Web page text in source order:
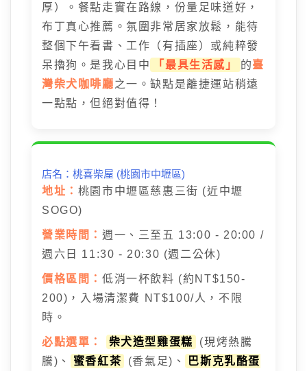
厚）。餐點走實在路線，份量足味道好，
布丁真心推薦。氛圍非常居家放鬆，能待
整個下午看書、工作（有插座）或純粹發
呆擼狗。是我心目中
「最具生活感」 的臺
灣柴犬咖啡廳之一。缺點是離捷運站稍遠
一點點，但絕對值得！
店名：桃喜柴屋 (桃園市中壢區)
地址： 桃園市中壢區慈惠三街 (近中壢
SOGO)
營業時間： 週一、三至五 13:00 - 20:00 /
週六日 11:30 - 20:30 (週二公休)
價格區間： 低消一杯飲料 (約NT$150-
200)，入場清潔費 NT$100/人，不限
時。
必點選單： 柴犬造型雞蛋糕
(現烤熱騰
騰)、
蜜香紅茶 (香氣足)、
巴斯克乳酪蛋